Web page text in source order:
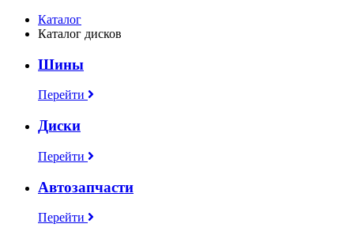
Каталог
Каталог дисков
Шины
Перейти
Диски
Перейти
Автозапчасти
Перейти